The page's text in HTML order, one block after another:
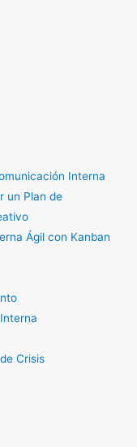
Interna
un Plan de
Ágil con Kanban
Crisis